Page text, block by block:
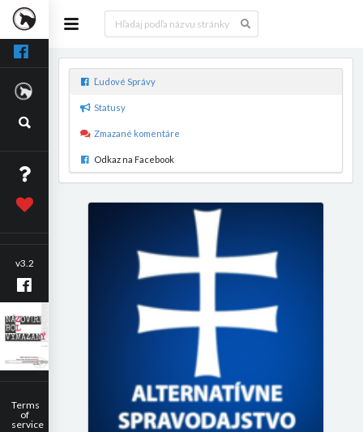
v3.2
Terms
of
service
Ľudové Správy
Statusy
Zmazané komentáre
Odkaz na Facebook